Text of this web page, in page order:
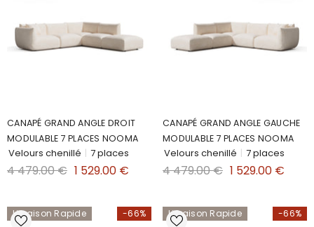
CANAPÉ GRAND ANGLE DROIT
MODULABLE 7 PLACES NOOMA
Velours chenillé | 7 places
4 479.00 € 1 529.00 €
CANAPÉ GRAND ANGLE GAUCHE
MODULABLE 7 PLACES NOOMA
Velours chenillé | 7 places
4 479.00 € 1 529.00 €
-66%
Livraison Rapide -66%
Livraison Rapide